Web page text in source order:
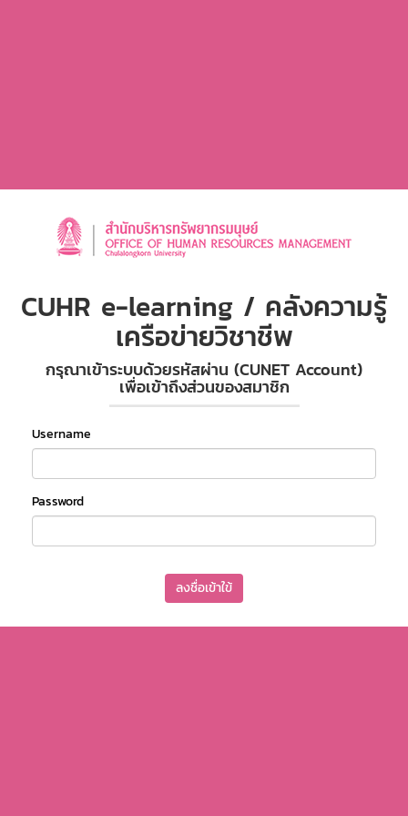
CUHR e-learning / คลังความรู้
เครือข่ายวิชาชีพ
กรุณาเข้าระบบด้วยรหัสผ่าน (CUNET Account)
เพื่อเข้าถึงส่วนของสมาชิก
Username
Password
ลงชื่อเข้าใข้